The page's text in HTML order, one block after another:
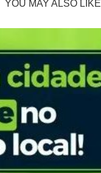
YOU MAY ALSO LIKE